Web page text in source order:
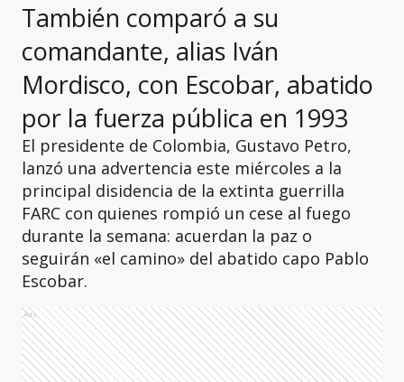
También comparó a su
comandante, alias Iván
Mordisco, con Escobar, abatido
por la fuerza pública en 1993
El presidente de Colombia, Gustavo Petro,
lanzó una advertencia este miércoles a la
principal disidencia de la extinta guerrilla
FARC con quienes rompió un cese al fuego
durante la semana: acuerdan la paz o
seguirán «el camino» del abatido capo Pablo
Escobar.
Ads